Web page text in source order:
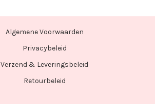
Algemene Voorwaarden
Privacybeleid
Verzend & Leveringsbeleid
Retourbeleid